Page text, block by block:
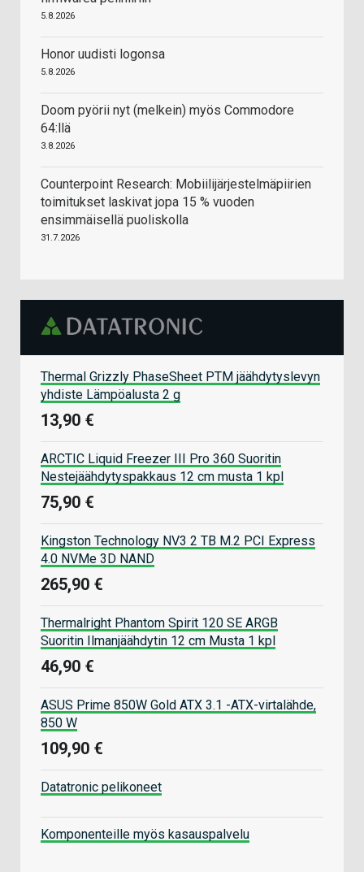
5.8.2026
Honor uudisti logonsa
5.8.2026
Doom pyörii nyt (melkein) myös Commodore
64:llä
3.8.2026
Counterpoint Research: Mobiilijärjestelmäpiirien
toimitukset laskivat jopa 15 % vuoden
ensimmäisellä puoliskolla
31.7.2026
Thermal Grizzly PhaseSheet PTM jäähdytyslevyn
yhdiste Lämpöalusta 2 g
13,90 €
ARCTIC Liquid Freezer III Pro 360 Suoritin
Nestejäähdytyspakkaus 12 cm musta 1 kpl
75,90 €
Kingston Technology NV3 2 TB M.2 PCI Express
4.0 NVMe 3D NAND
265,90 €
Thermalright Phantom Spirit 120 SE ARGB
Suoritin Ilmanjäähdytin 12 cm Musta 1 kpl
46,90 €
ASUS Prime 850W Gold ATX 3.1 -ATX-virtalähde,
850 W
109,90 €
Datatronic pelikoneet
Komponenteille myös kasauspalvelu